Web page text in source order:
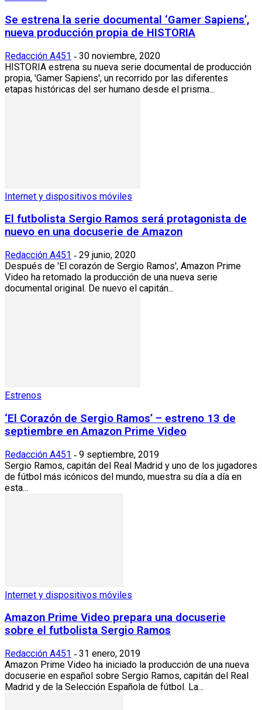
Se estrena la serie documental ‘Gamer Sapiens’,
nueva producción propia de HISTORIA
Redacción A451 - 30 noviembre, 2020
HISTORIA estrena su nueva serie documental de producción
propia, 'Gamer Sapiens', un recorrido por las diferentes
etapas históricas del ser humano desde el prisma...
Internet y dispositivos móviles
El futbolista Sergio Ramos será protagonista de
nuevo en una docuserie de Amazon
Redacción A451 - 29 junio, 2020
Después de 'El corazón de Sergio Ramos', Amazon Prime
Video ha retomado la producción de una nueva serie
documental original. De nuevo el capitán...
Estrenos
‘El Corazón de Sergio Ramos’ – estreno 13 de
septiembre en Amazon Prime Video
Redacción A451 - 9 septiembre, 2019
Sergio Ramos, capitán del Real Madrid y uno de los jugadores
de fútbol más icónicos del mundo, muestra su día a día en
esta...
Internet y dispositivos móviles
Amazon Prime Video prepara una docuserie
sobre el futbolista Sergio Ramos
Redacción A451 - 31 enero, 2019
Amazon Prime Video ha iniciado la producción de una nueva
docuserie en español sobre Sergio Ramos, capitán del Real
Madrid y de la Selección Española de fútbol. La...